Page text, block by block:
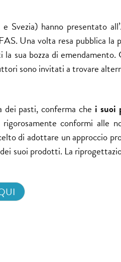
Svezia) hanno presentato all’
Una volta resa pubblica la
sua bozza di
sono invitati a trovare
pasti, conferma che i suoi
conformi alle
di adottare un approccio
suoi prodotti. La